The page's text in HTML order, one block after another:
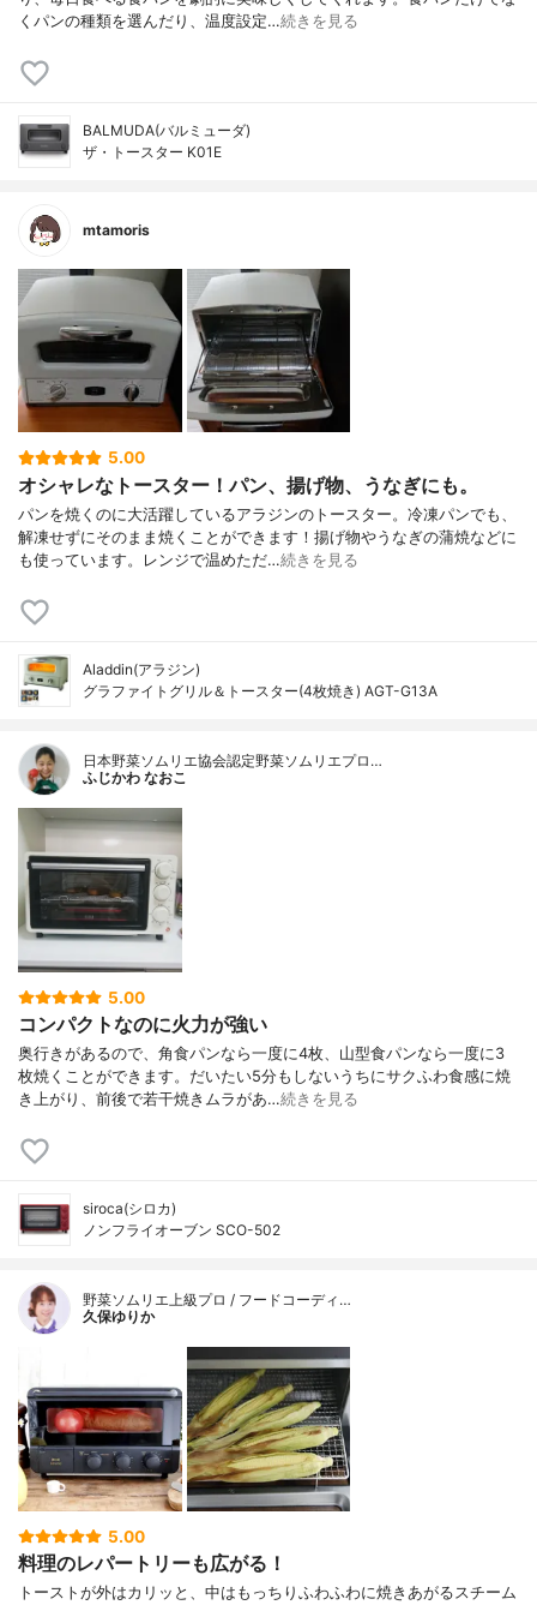
くパンの種類を選んだり、温度設定…続きを見る
BALMUDA(バルミューダ)
ザ・トースター K01E
mtamoris
5.00
オシャレなトースター！パン、揚げ物、うなぎにも。
パンを焼くのに大活躍しているアラジンのトースター。冷凍パンでも、
解凍せずにそのまま焼くことができます！揚げ物やうなぎの蒲焼などに
も使っています。レンジで温めただ…続きを見る
Aladdin(アラジン)
グラファイトグリル＆トースター(4枚焼き) AGT-G13A
日本野菜ソムリエ協会認定野菜ソムリエプロ…
ふじかわ なおこ
5.00
コンパクトなのに火力が強い
奥行きがあるので、角食パンなら一度に4枚、山型食パンなら一度に3
枚焼くことができます。だいたい5分もしないうちにサクふわ食感に焼
き上がり、前後で若干焼きムラがあ…続きを見る
siroca(シロカ)
ノンフライオーブン SCO-502
野菜ソムリエ上級プロ / フードコーディ…
久保ゆりか
5.00
料理のレパートリーも広がる！
トーストが外はカリッと、中はもっちりふわふわに焼きあがるスチーム